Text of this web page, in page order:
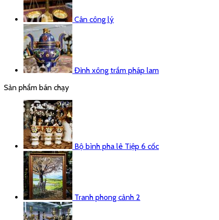
Cân công lý
Đỉnh xông trầm pháp lam
Sản phẩm bán chạy
Bộ bình pha lê Tiệp 6 cốc
Tranh phong cảnh 2